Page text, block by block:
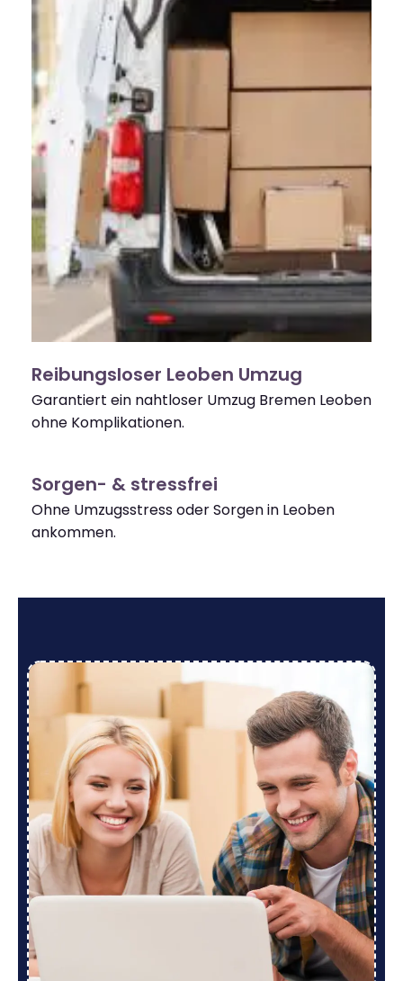
Reibungsloser Leoben Umzug
Garantiert ein nahtloser Umzug Bremen Leoben
ohne Komplikationen.
Sorgen- & stressfrei
Ohne Umzugsstress oder Sorgen in Leoben
ankommen.